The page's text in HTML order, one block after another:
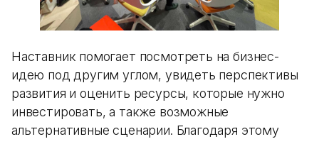
Наставник помогает посмотреть на бизнес-
идею под другим углом, увидеть перспективы
развития и оценить ресурсы, которые нужно
инвестировать, а также возможные
альтернативные сценарии. Благодаря этому